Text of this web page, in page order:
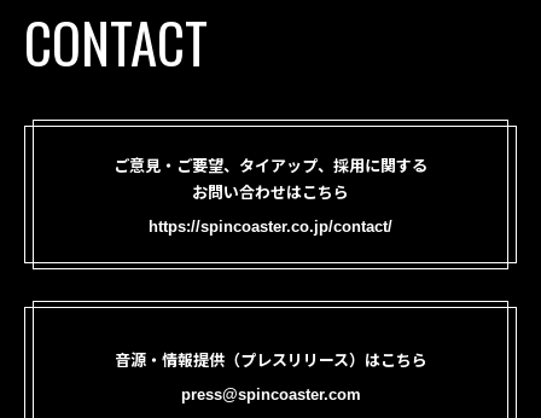
CONTACT
ご意見・ご要望、タイアップ、採用に関する
お問い合わせはこちら
https://spincoaster.co.jp/contact/
音源・情報提供（プレスリリース）はこちら
press@spincoaster.com